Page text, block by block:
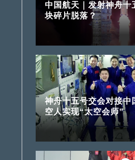
中国航天｜发射神舟
块碎片脱落？
神舟十五号交会对接中
空人实现“太空会师”